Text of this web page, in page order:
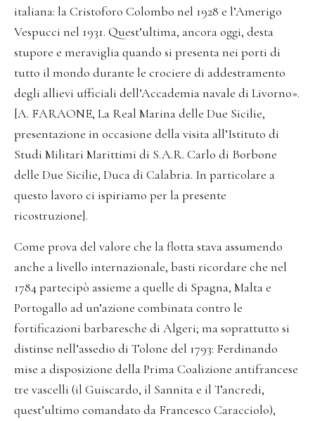
italiana: la Cristoforo Colombo nel 1928 e l’Amerigo
Vespucci nel 1931. Quest’ultima, ancora oggi, desta
stupore e meraviglia quando si presenta nei porti di
tutto il mondo durante le crociere di addestramento
degli allievi ufficiali dell’Accademia navale di Livorno».
[A. FARAONE, La Real Marina delle Due Sicilie,
presentazione in occasione della visita all’Istituto di
Studi Militari Marittimi di S.A.R. Carlo di Borbone
delle Due Sicilie, Duca di Calabria. In particolare a
questo lavoro ci ispiriamo per la presente
ricostruzione].
Come prova del valore che la flotta stava assumendo
anche a livello internazionale, basti ricordare che nel
1784 partecipò assieme a quelle di Spagna, Malta e
Portogallo ad un’azione combinata contro le
fortificazioni barbaresche di Algeri; ma soprattutto si
distinse nell’assedio di Tolone del 1793: Ferdinando
mise a disposizione della Prima Coalizione antifrancese
tre vascelli (il Guiscardo, il Sannita e il Tancredi,
quest’ultimo comandato da Francesco Caracciolo),